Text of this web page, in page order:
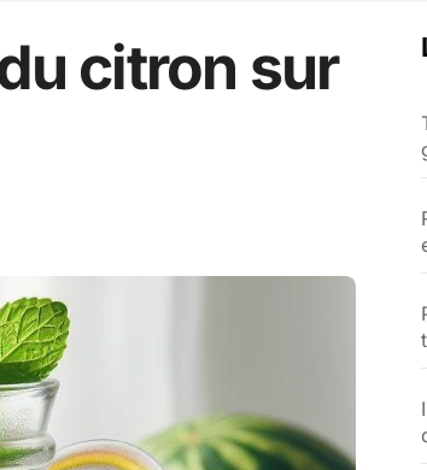
citron sur